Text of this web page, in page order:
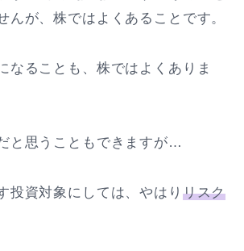
んが、株ではよくあることです。
なることも、株ではよくありま
と思うこともできますが…
投資対象にしては、やはり リスク